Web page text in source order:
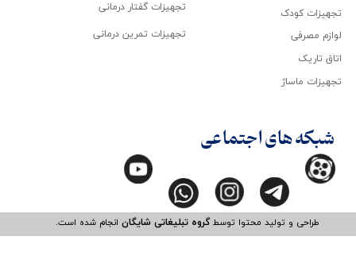
طراحی و تولید محتوا توسطگروه تبلیغاتی شایگانانجام شده است.​​​​​​​
تجهیزات کودک
لوازم مصرفی
اتاق تاریک
تجهیزات ماساژ
تجهیزات گفتار درمانی
تجهیزات تمرین درمانی
شبکه های اجتماعی